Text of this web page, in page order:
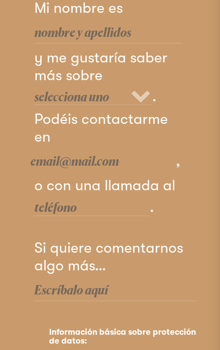
Mi nombre es
y me gustaría saber
más sobre
.
Podéis contactarme
en
,
o con una llamada al
.
Si quiere comentarnos
algo más…
Información básica sobre protección
de datos: